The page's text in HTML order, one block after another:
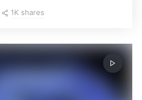
1K shares